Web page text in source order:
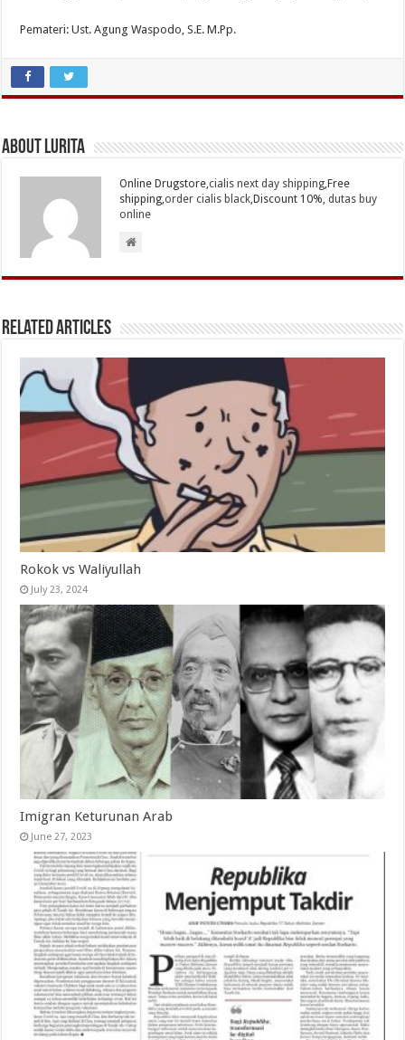
Pemateri: Ust. Agung Waspodo, S.E. M.Pp.
About Lurita
Online Drugstore,cialis next day shipping,Free
shipping,order cialis black,Discount 10%,dutas buy
online
Related Articles
Rokok vs Waliyullah
July 23, 2024
Imigran Keturunan Arab
June 27, 2023